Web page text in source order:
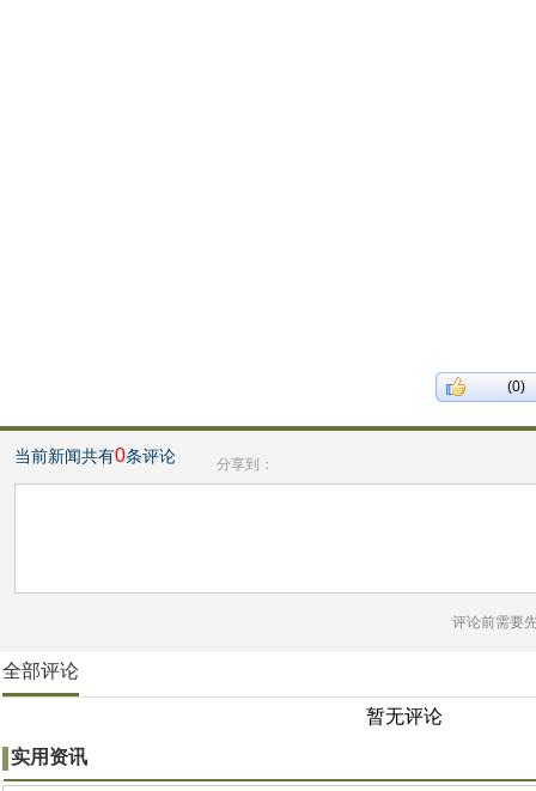
(0)
当前新闻共有0条评论 分享到：
评论前需要
全部评论
暂无评论
实用资讯